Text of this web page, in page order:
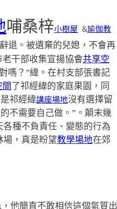
哺桑梓小樹屋 &瑜伽教
退。被遺棄的兒媳，不會再
老干部收集宣揚協會共享空
嗎？”緯。在村支部張書記
間 了祁經緯的家庭果園，同
祁經緯講座場地沒有選擇留
不需要自己做。” 。顛末幾
種不負責任、變態的行為
場，真是盼望教學場地在郊
他簡直不敢相信這個氣質出